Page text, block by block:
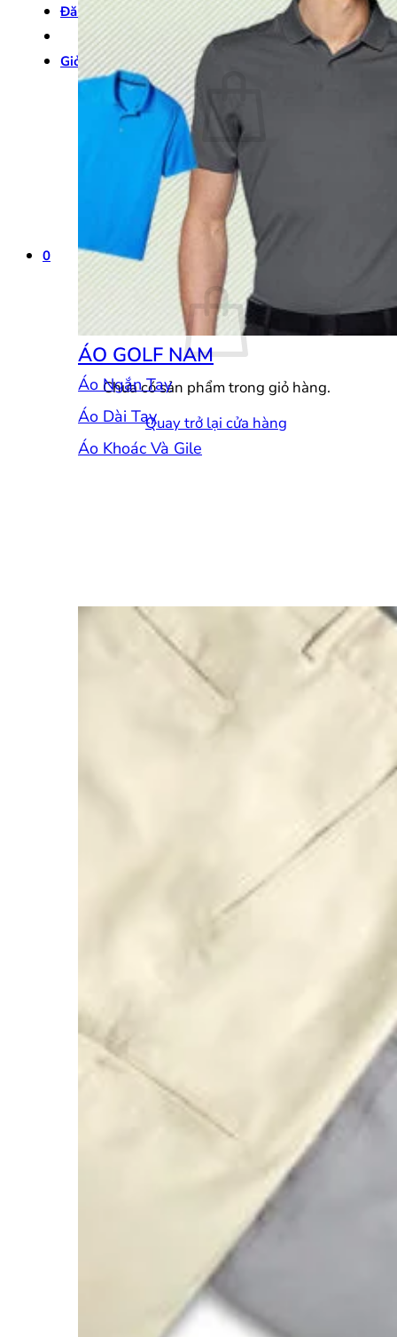
Đăng nhập
Giỏ hàng / 0₫ 0
Chưa có sản phẩm trong giỏ hàng.
Quay trở lại cửa hàng
0
Giỏ hàng
Chưa có sản phẩm trong giỏ hàng.
Quay trở lại cửa hàng
ÁO GOLF NAM
Áo Ngắn Tay
Áo Dài Tay
Áo Khoác Và Gile